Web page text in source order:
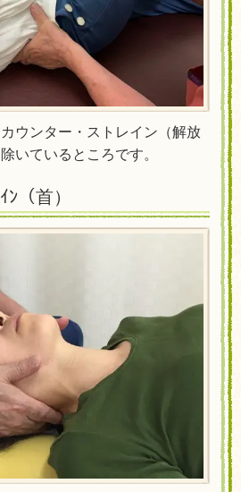
ウンター・ストレイン（解放
いているところです。
（首）